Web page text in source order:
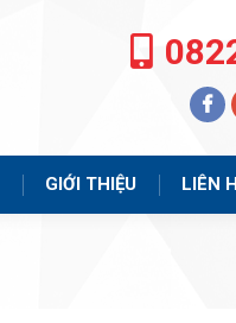
GIỚI THIỆU LIÊN